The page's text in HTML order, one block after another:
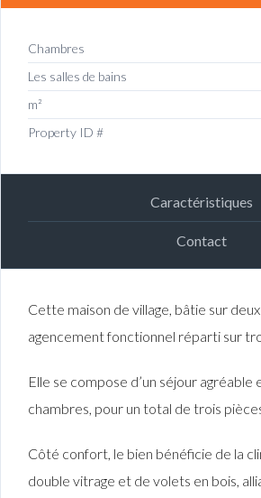
Chambres
Les salles de bains
m²
Property ID #
Caractéristiques
Contact
Cette maison de village, bâtie sur
agencement fonctionnel réparti sur
Elle se compose d’un séjour agréable
chambres, pour un total de trois
Côté confort, le bien bénéficie de la
double vitrage et de volets en bois,